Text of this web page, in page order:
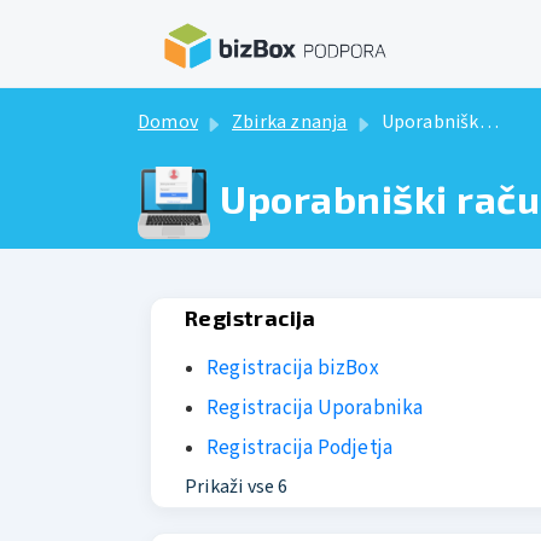
Domov Zbirka znanja Uporabniški račun
Uporabniški
Registracija
Registracija bizBox
Registracija Uporabnika
Registracija Podjetja
Prikaži vse 6